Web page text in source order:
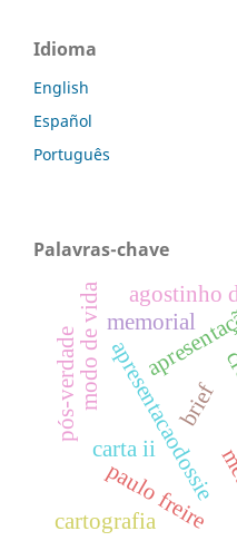
Idioma
English
Español
Português
Palavras-chave
apresentacaodossie
brief
agostinho
carta ii
memorial
modo de vida
paulo freire
pós-verdade
cartografia